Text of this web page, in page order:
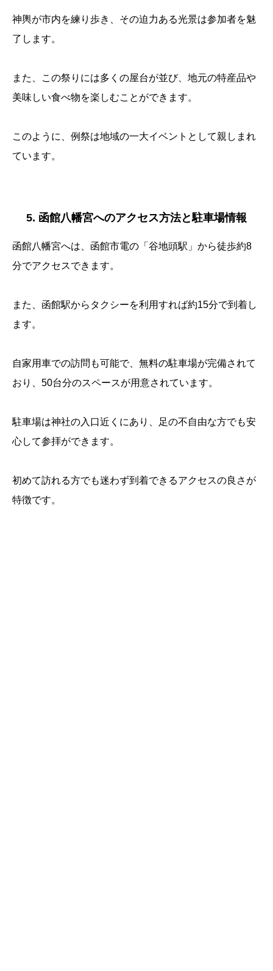
神輿が市内を練り歩き、その迫力ある光景は参加者を魅
了します。
また、この祭りには多くの屋台が並び、地元の特産品や
美味しい食べ物を楽しむことができます。
このように、例祭は地域の一大イベントとして親しまれ
ています。
5. 函館八幡宮へのアクセス方法と駐車場情報
函館八幡宮へは、函館市電の「谷地頭駅」から徒歩約8
分でアクセスできます。
また、函館駅からタクシーを利用すれば約15分で到着し
ます。
自家用車での訪問も可能で、無料の駐車場が完備されて
おり、50台分のスペースが用意されています。
駐車場は神社の入口近くにあり、足の不自由な方でも安
心して参拝ができます。
初めて訪れる方でも迷わず到着できるアクセスの良さが
特徴です。